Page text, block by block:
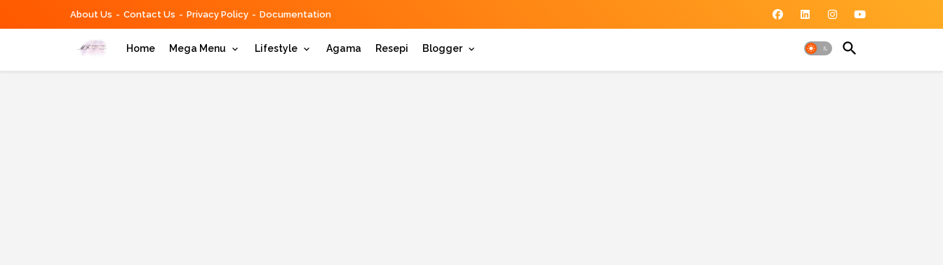
About Us Contact Us Privacy Policy Documentation
Home Mega Menu Lifestyle Agama Resepi Blogger